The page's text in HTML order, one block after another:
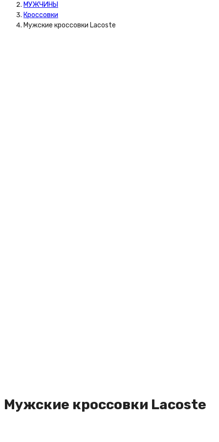
МУЖЧИНЫ
Кроссовки
Мужские кроссовки Lacoste
Мужские кроссовки Lacoste